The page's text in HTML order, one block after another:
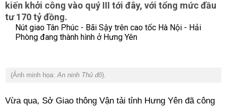
kiến khởi công vào quý III tới đây, với tổng mức đầu
tư 170 tỷ đồng.
Nút giao Tân Phúc - Bãi Sậy trên cao tốc Hà Nội - Hải
Phòng đang thành hình ở Hưng Yên
(Ảnh minh họa:An ninh Thủ đô).
Vừa qua, Sở Giao thông Vận tải tỉnh Hưng Yên đã công